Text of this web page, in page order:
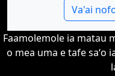
Va'ai
Faamolemole ia matau
o mea uma e tafe saʻo